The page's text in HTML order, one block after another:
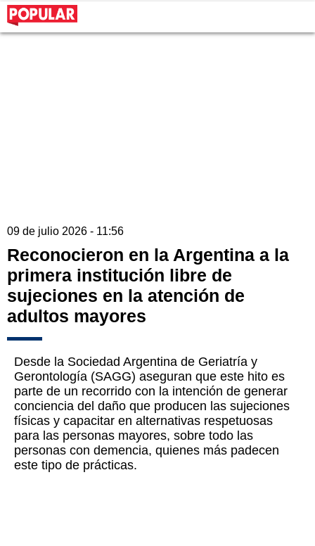
09 de julio 2026 - 11:56
Reconocieron en la Argentina a la
primera institución libre de
sujeciones en la atención de
adultos mayores
Desde la Sociedad Argentina de Geriatría y
Gerontología (SAGG) aseguran que este hito es
parte de un recorrido con la intención de generar
conciencia del daño que producen las sujeciones
físicas y capacitar en alternativas respetuosas
para las personas mayores, sobre todo las
personas con demencia, quienes más padecen
este tipo de prácticas.